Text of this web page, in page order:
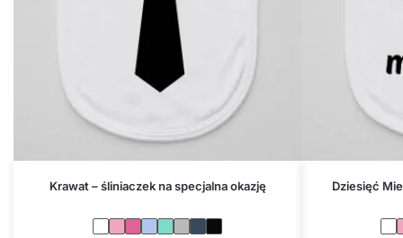
Krawat – śliniaczek na specjalna okazję Dziesięć